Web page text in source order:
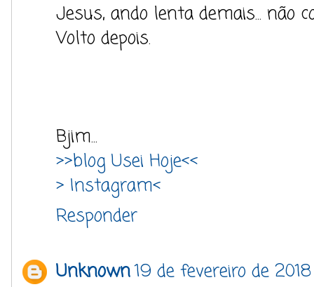
Jesus, ando lenta demais... não
Volto depois.
Bjim...
>>blog Usei Hoje<<
> Instagram<
Responder
Unknown19 de fevereiro de